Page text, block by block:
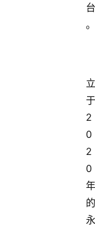
台
。
立
于
2
0
2
0
年
的
永